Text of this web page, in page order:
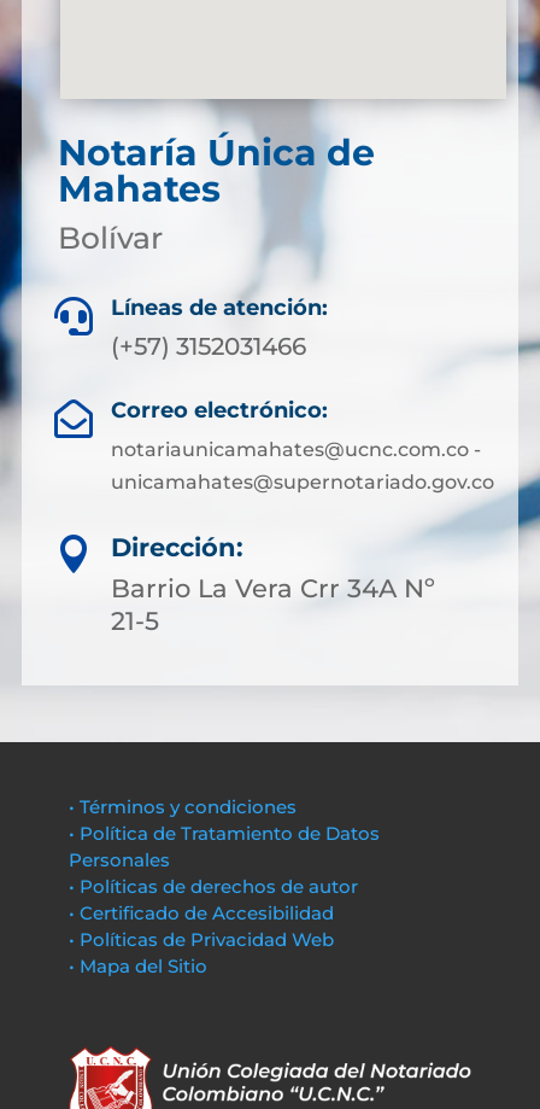
Notaría Única de
Mahates
Bolívar
 Líneas de atención:
(+57) 3152031466
 Correo electrónico:
notariaunicamahates@ucnc.com.co -
unicamahates@supernotariado.gov.co

Dirección:
Barrio La Vera Crr 34A Nº
21-5
• Términos y condiciones
• Política de Tratamiento de Datos
Personales
• Políticas de derechos de autor
• Certificado de Accesibilidad
• Políticas de Privacidad Web
• Mapa del Sitio